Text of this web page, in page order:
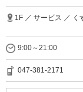
1F ／ サービス ／ く
9:00～21:00
047-381-2171